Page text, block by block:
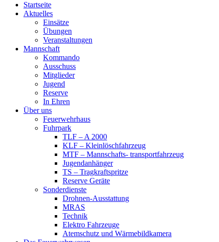
Startseite
Aktuelles
Einsätze
Übungen
Veranstaltungen
Mannschaft
Kommando
Ausschuss
Mitglieder
Jugend
Reserve
In Ehren
Über uns
Feuerwehrhaus
Fuhrpark
TLF – A 2000
KLF – Kleinlöschfahrzeug
MTF – Mannschafts- transportfahrzeug
Jugendanhänger
TS – Tragkraftspritze
Reserve Geräte
Sonderdienste
Drohnen-Ausstattung
MRAS
Technik
Elektro Fahrzeuge
Atemschutz und Wärmebildkamera